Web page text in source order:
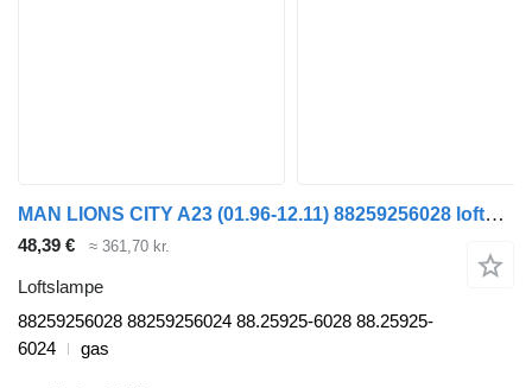
MAN LIONS CITY A23 (01.96-12.11) 88259256028 loftslampe til MAN Lion's bus (1991-)
48,39 € ≈ 361,70 kr.
Loftslampe
88259256028 88259256024 88.25925-6028 88.25925-
6024
gas